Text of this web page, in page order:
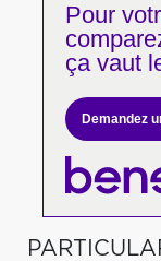
Pour
ça vaut
Demandez